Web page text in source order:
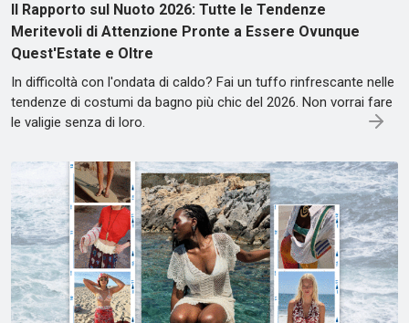
Il Rapporto sul Nuoto 2026: Tutte le Tendenze
Meritevoli di Attenzione Pronte a Essere Ovunque
Quest'Estate e Oltre
In difficoltà con l'ondata di caldo? Fai un tuffo rinfrescante nelle
tendenze di costumi da bagno più chic del 2026. Non vorrai fare
le valigie senza di loro.